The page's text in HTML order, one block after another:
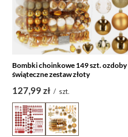
Bombki choinkowe 149 szt. ozdoby
świąteczne zestaw złoty
127,99 zł / szt.